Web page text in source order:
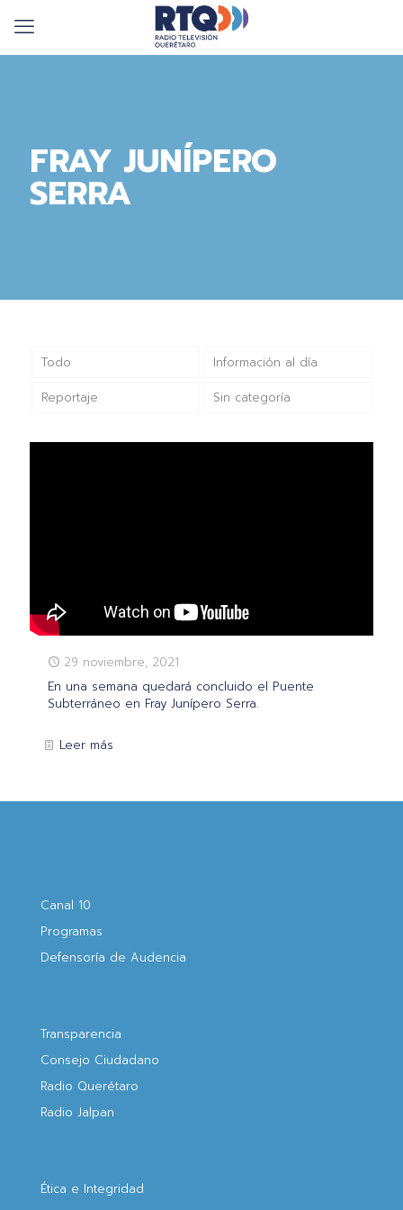
FRAY JUNÍPERO
SERRA
Todo Información al día
Reportaje Sin categoría
29 noviembre, 2021
En una semana quedará concluido el Puente
Subterráneo en Fray Junípero Serra.
Leer más
Canal 10
Programas
Defensoría de Audencia
Transparencia
Consejo Ciudadano
Radio Querétaro
Radio Jalpan
Ética e Integridad